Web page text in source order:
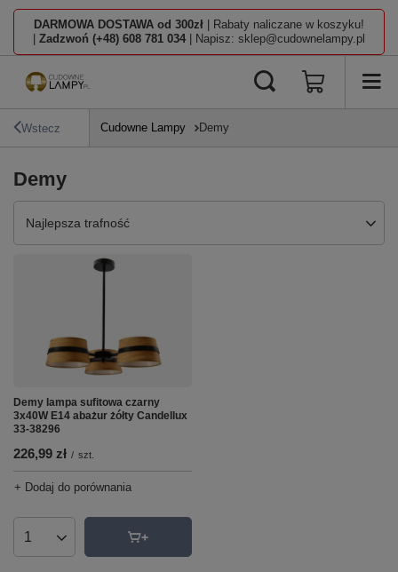
DARMOWA DOSTAWA od 300zł | Rabaty naliczane w koszyku!
Zadzwoń (+48) 608 781 034 | Napisz: sklep@cudownelampy.pl
Wstecz Cudowne Lampy Demy
Demy
Zmień sortowanie
Najlepsza trafność
Demy lampa sufitowa czarny
3x40W E14 abażur żółty Candellux
33-38296
226,99 zł / szt.
+ Dodaj do porównania
Ilość produktów